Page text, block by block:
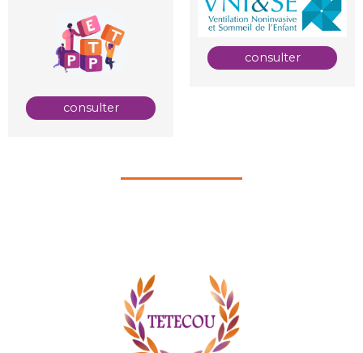
consulter
consulter